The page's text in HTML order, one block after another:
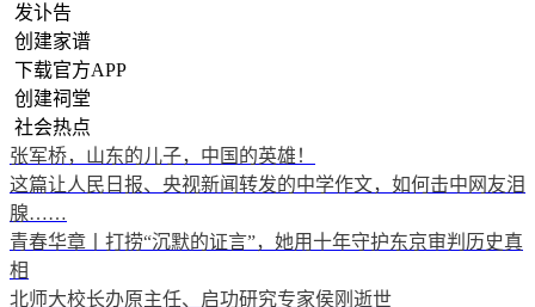
发讣告
创建家谱
下载官方APP
创建祠堂
社会热点
张军桥，山东的儿子，中国的英雄！
这篇让人民日报、央视新闻转发的中学作文，如何击中网友泪
腺……
青春华章丨打捞“沉默的证言”，她用十年守护东京审判历史真
相
北师大校长办原主任、启功研究专家侯刚逝世